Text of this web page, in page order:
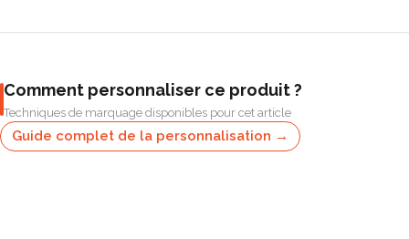
Comment personnaliser ce produit ?
Techniques de marquage disponibles pour cet article
Guide complet de la personnalisation →